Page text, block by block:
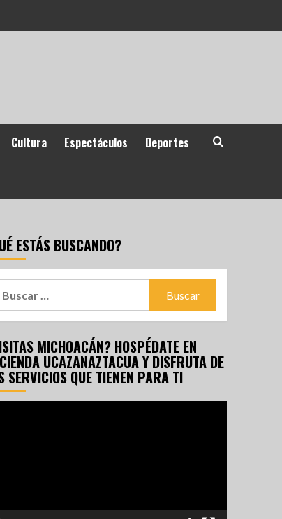
Cultura Espectáculos Deportes
ESTÁS BUSCANDO?
MICHOACÁN? HOSPÉDATE EN
UCAZANAZTACUA Y DISFRUTA DE
SERVICIOS QUE TIENEN PARA TI